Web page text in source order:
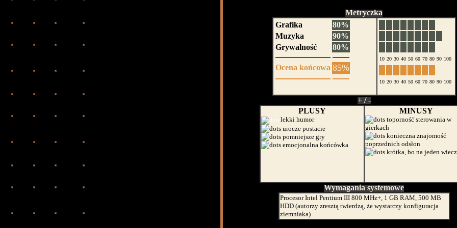
Metryczka
Grafika
80%
Muzyka
90%
Grywalność
80%
Ocena końcowa 85%
10 20 30 40 50 60 70 80 90 100
10 20 30 40 50 60 70 80 90 100
+ / -
PLUSY
lekki humor
urocze postacie
pomniejsze gry
emocjonalna końcówka
MINUSY
toporność sterowania w
gierkach
konieczna znajomość
poprzednich odsłon
krótka, bo na jeden
Wymagania systemowe
Procesor Intel Pentium III 800 MHz+, 1 GB RAM, 500 MB
HDD (autorzy zresztą twierdzą, że wystarczy konfiguracja
ziemniaka)